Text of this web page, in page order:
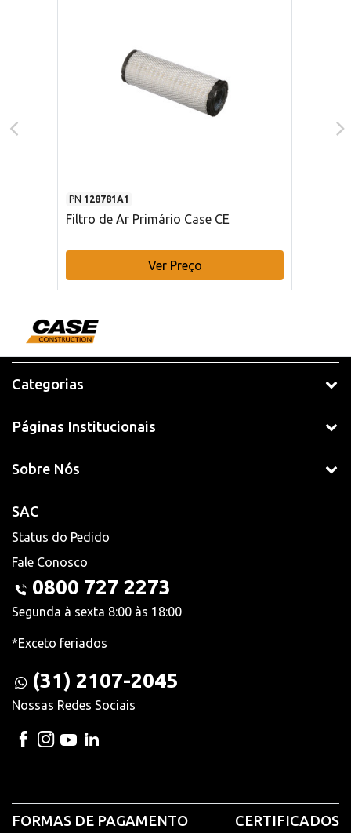
PN 128781A1
Filtro de Ar Primário Case CE
Ver Preço
Categorias
Páginas Institucionais
Sobre Nós
SAC
Status do Pedido
Fale Conosco
0800 727 2273
Segunda à sexta 8:00 às 18:00
*Exceto feriados
(31) 2107-2045
Nossas Redes Sociais
FORMAS DE PAGAMENTO CERTIFICADOS